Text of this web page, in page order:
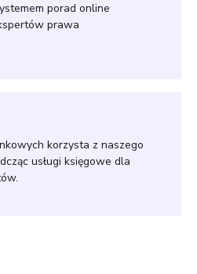
porad online
prawa
korzysta z naszego
usługi księgowe dla